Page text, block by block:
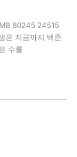
80245 24515
은 지금까지 백준
수를